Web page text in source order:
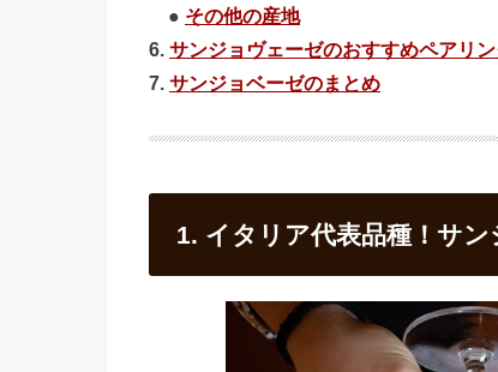
● その他の産地
6. サンジョヴェーゼのおすすめペアリ
7. サンジョベーゼのまとめ
1. イタリア代表品種！サ